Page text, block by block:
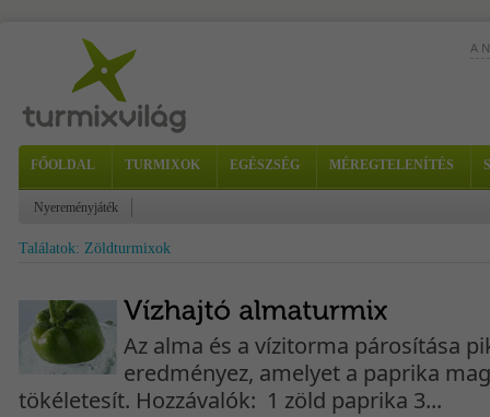
A
FŐOLDAL TURMIXOK EGÉSZSÉG MÉREGTELENÍTÉS
Nyereményjáték
Találatok: Zöldturmixok
Az alma és a vízitorma párosítása
eredményez, amelyet a paprika
tökéletesít. Hozzávalók: 1 zöld paprika 3...